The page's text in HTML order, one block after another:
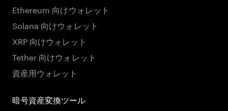
Ethereum 向けウォレット
Solana 向けウォレット
XRP 向けウォレット
Tether 向けウォレット
資産用ウォレット
暗号資産変換ツール